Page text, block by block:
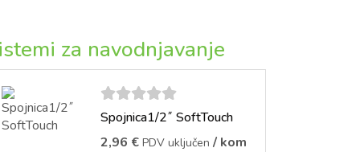
za navodnjavanje
5out of
5
Spojnica1/2˝ SoftTouch
2,96 € PDV uključen / kom